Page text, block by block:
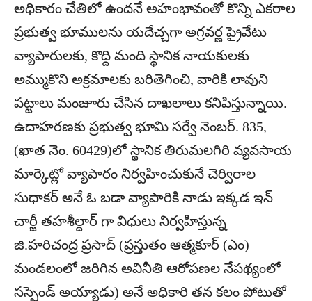
అధికారం చేతిలో ఉందనే అహంభావంతో కొన్ని ఎకరాల
ప్రభుత్వ భూములను యదేచ్చగా అగ్రవర్ణ ప్రైవేటు
వ్యాపారులకు, కొద్ది మంది స్థానిక నాయకులకు
అమ్ముకొని అక్రమాలకు బరితెగించి, వారికి లావుని
పట్టాలు మంజూరు చేసిన దాఖలాలు కనిపిస్తున్నాయి.
ఉదాహరణకు ప్రభుత్వ భూమి సర్వే నెంబర్. 835,
(ఖాత నెం. 60429)లో స్థానిక తిరుమలగిరి వ్యవసాయ
మార్కెట్లో వ్యాపారం నిర్వహించుకునే చెర్విరాల
సుధాకర్ అనే ఓ బడా వ్యాపారికి నాడు ఇక్కడ ఇన్
చార్జీ తహశీల్దార్ గా విధులు నిర్వహిస్తున్న
జి.హరిచంద్ర ప్రసాద్ (ప్రస్తుతం ఆత్మకూర్ (ఎం)
మండలంలో జరిగిన అవినీతి ఆరోపణల నేపథ్యంలో
సస్పెండ్ అయ్యాడు) అనే అధికారి తన కలం పోటుతో